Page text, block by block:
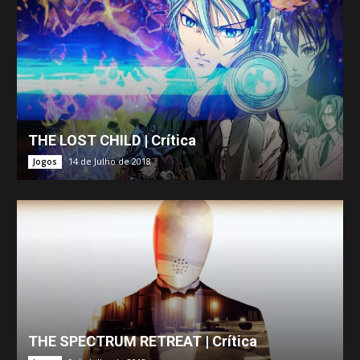
THE LOST CHILD | Crítica
Jogos 14 de Julho de 2018
THE SPECTRUM RETREAT | Crítica